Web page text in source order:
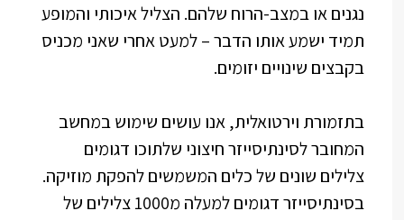
נגנים או במצב-הרוח שלהם. הצליל איכותי והמופע
תמיד ישמע אותו הדבר – למעט אחרי שאני מכניס
בקבצים שינויים יזומים.
בתזמורת וירטואלית, אנו עושים שימוש במחשב
המחובר לסינתיסייזר חיצוני שלתוכו דגומים
צלילים שונים של כלים המשמשים להפקת מוזיקה.
בסינתיסייזר דגומים למעלה מ1000 צלילים של